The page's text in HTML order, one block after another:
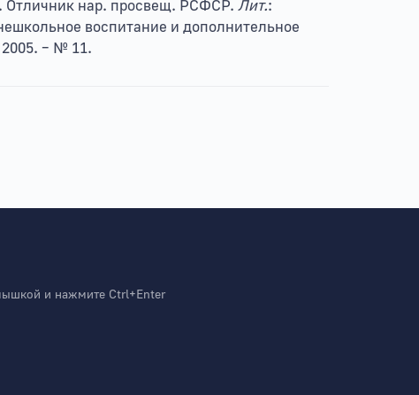
Отличник нар. просвещ. РСФСР. Лит.:
воспитание и дополнительное
– № 11.
и нажмите Ctrl+Enter